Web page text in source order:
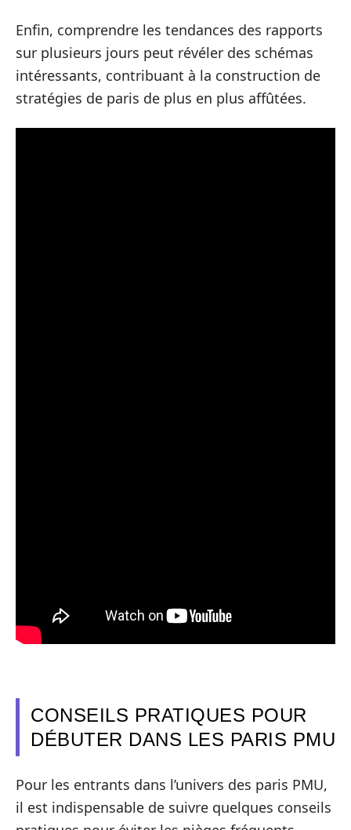
Enfin, comprendre les tendances des rapports
sur plusieurs jours peut révéler des schémas
intéressants, contribuant à la construction de
stratégies de paris de plus en plus affûtées.
CONSEILS PRATIQUES POUR
DÉBUTER DANS LES PARIS PMU
Pour les entrants dans l’univers des paris PMU,
il est indispensable de suivre quelques conseils